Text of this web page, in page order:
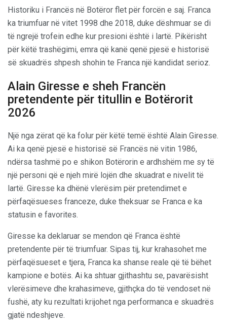
Historiku i Francës në Botëror flet për forcën e saj. Franca
ka triumfuar në vitet 1998 dhe 2018, duke dëshmuar se di
të ngrejë trofein edhe kur presioni është i lartë. Pikërisht
për këtë trashëgimi, emra që kanë qenë pjesë e historisë
së skuadrës shpesh shohin te Franca një kandidat serioz.
Alain Giresse e sheh Francën
pretendente për titullin e Botërorit
2026
Një nga zërat që ka folur për këtë temë është Alain Giresse.
Ai ka qenë pjesë e historisë së Francës në vitin 1986,
ndërsa tashmë po e shikon Botërorin e ardhshëm me sy të
një personi që e njeh mirë lojën dhe skuadrat e nivelit të
lartë. Giresse ka dhënë vlerësim për pretendimet e
përfaqësueses franceze, duke theksuar se Franca e ka
statusin e favorites.
Giresse ka deklaruar se mendon që Franca është
pretendente për të triumfuar. Sipas tij, kur krahasohet me
përfaqësueset e tjera, Franca ka shanse reale që të bëhet
kampione e botës. Ai ka shtuar gjithashtu se, pavarësisht
vlerësimeve dhe krahasimeve, gjithçka do të vendoset në
fushë, aty ku rezultati krijohet nga performanca e skuadrës
gjatë ndeshjeve.